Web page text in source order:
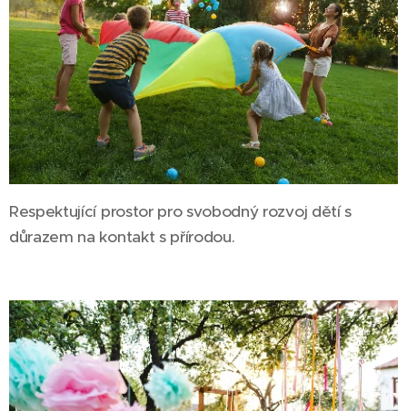
Respektující prostor pro svobodný rozvoj dětí s
důrazem na kontakt s přírodou.